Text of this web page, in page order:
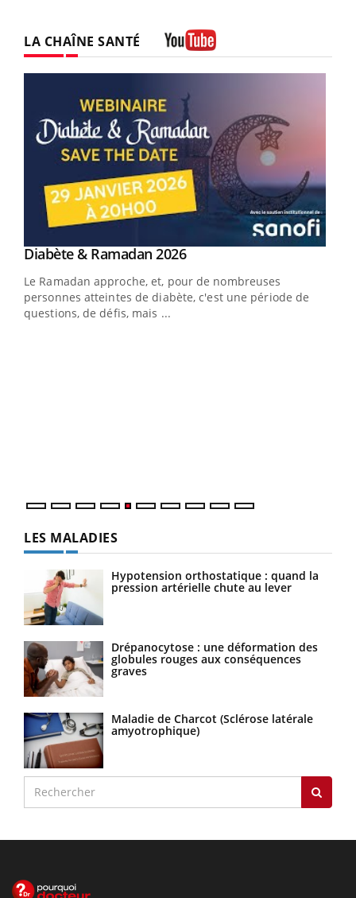
LA CHAÎNE SANTÉ
Youtube
Diabète & Ramadan 2026Youtube
Le Ramadan approche, et, pour de nombreuses
personnes atteintes de diabète, c'est une période de
questions, de défis, mais ...
LES MALADIES
Hypotension orthostatique : quand la
pression artérielle chute au lever
Drépanocytose : une déformation des
globules rouges aux conséquences
graves
Maladie de Charcot (Sclérose latérale
amyotrophique)